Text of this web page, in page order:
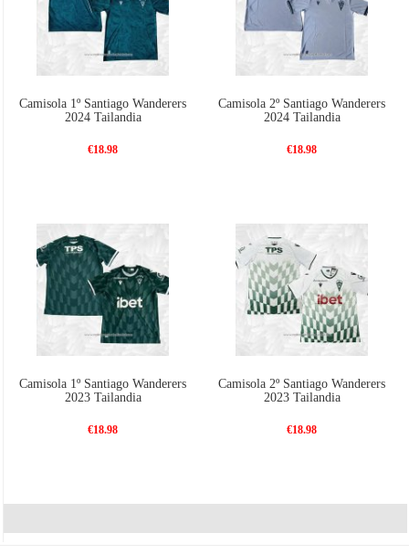
Camisola 1º Santiago Wanderers
2024 Tailandia
€18.98
Camisola 2º Santiago Wanderers
2024 Tailandia
€18.98
Camisola 1º Santiago Wanderers
2023 Tailandia
€18.98
Camisola 2º Santiago Wanderers
2023 Tailandia
€18.98